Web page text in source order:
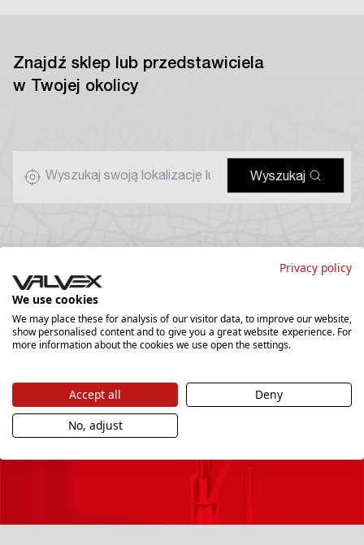
Znajdź sklep lub przedstawiciela
w Twojej okolicy
Wyszukaj
Newsletter
Chcesz być na bieżąco i dostawać najciekawsze
Privacy policy
We use cookies
We may place these for analysis of our visitor data, to improve our website,
show personalised content and to give you a great website experience. For
more information about the cookies we use open the settings.
Accept all
Deny
No, adjust